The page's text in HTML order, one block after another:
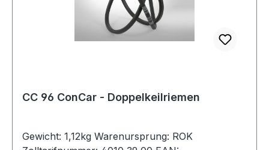
CC 96 ConCar - Doppelkeilriemen
Gewicht: 1,12kg Warenursprung: ROK